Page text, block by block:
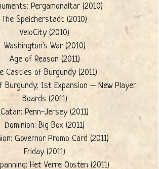
Pergamonaltar (2010)
The Speicherstadt (2010)
VeloCity (2010)
Washington's War (2010)
Age of Reason (2011)
Castles of Burgundy (2011)
Burgundy: 1st Expansion – New Player
Boards (2011)
Catan: Penn-Jersey (2011)
Dominion: Big Box (2011)
Governor Promo Card (2011)
Friday (2011)
Het Verre Oosten (2011)